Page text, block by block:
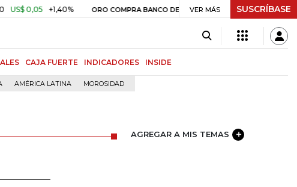
+1,40% ORO COMPRA BANCO DE LA REPÚBLICA $ 408.498,97 +$
VER MÁS SUSCRÍBASE
CAJA FUERTE INDICADORES INSIDE
AMÉRICA LATINA MOROSIDAD
AGREGAR A MIS TEMAS